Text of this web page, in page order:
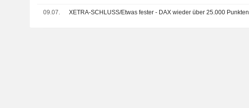
09.07. XETRA-SCHLUSS/Etwas fester - DAX wieder über 25.000 Punkten